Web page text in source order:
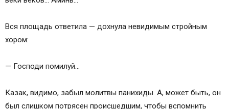
Вся площадь ответила — дохнула невидимым стройным
хором:
— Господи помилуй…
Казак, видимо, забыл молитвы панихиды. А, может быть, он
был слишком потрясен происшедшим, чтобы вспомнить